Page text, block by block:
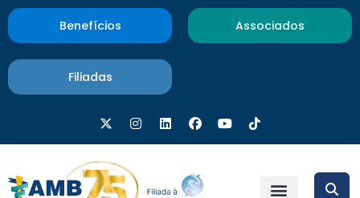
Benefícios Associados
Filiadas